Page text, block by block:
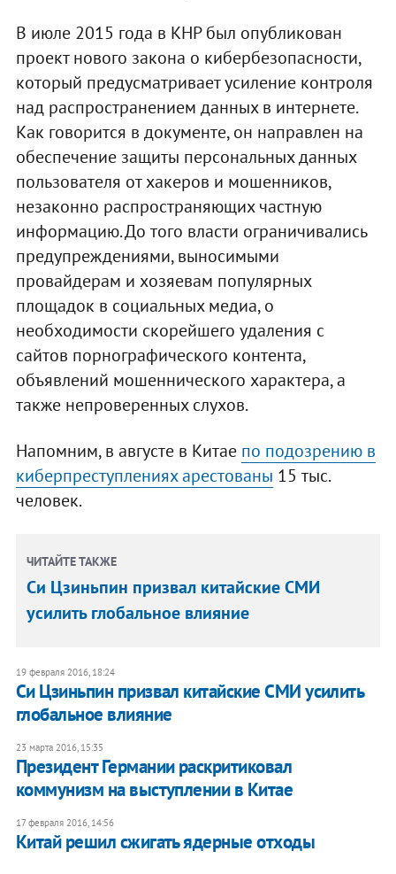
В июле 2015 года в КНР был опубликован
проект нового закона о кибербезопасности,
который предусматривает усиление контроля
над распространением данных в интернете.
Как говорится в документе, он направлен на
обеспечение защиты персональных данных
пользователя от хакеров и мошенников,
незаконно распространяющих частную
информацию. До того власти ограничивались
предупреждениями, выносимыми
провайдерам и хозяевам популярных
площадок в социальных медиа, о
необходимости скорейшего удаления с
сайтов порнографического контента,
объявлений мошеннического характера, а
также непроверенных слухов.
Напомним, в августе в Китае по подозрению в
киберпреступлениях арестованы 15 тыс.
человек.
ЧИТАЙТЕ ТАКЖЕ
Си Цзиньпин призвал китайские СМИ
усилить глобальное влияние
19 февраля 2016, 18:24
Си Цзиньпин призвал китайские СМИ усилить
глобальное влияние
23 марта 2016, 15:35
Президент Германии раскритиковал
коммунизм на выступлении в Китае
17 февраля 2016, 14:56
Китай решил сжигать ядерные отходы